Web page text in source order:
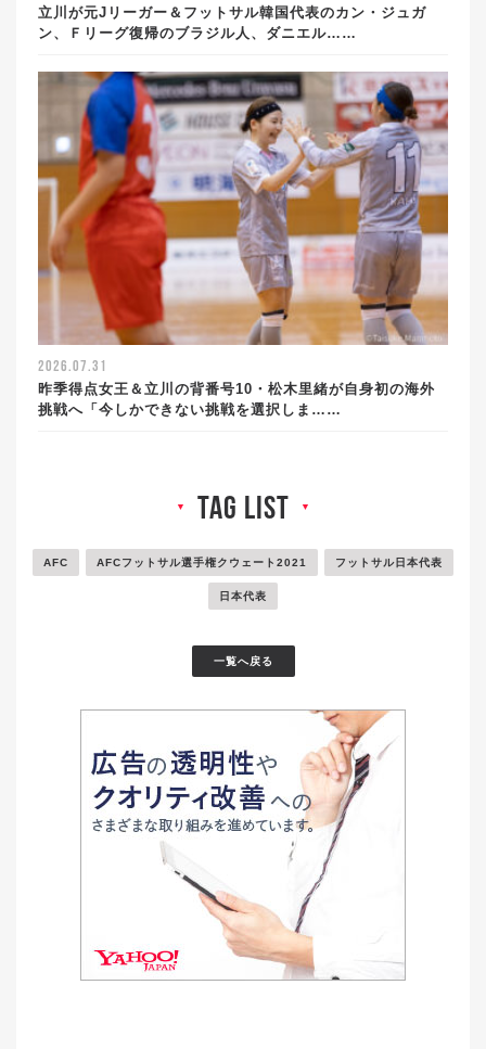
立川が元Jリーガー＆フットサル韓国代表のカン・ジュガ
ン、Ｆリーグ復帰のブラジル人、ダニエル……
2026.07.31
昨季得点女王＆立川の背番号10・松木里緒が自身初の海外
挑戦へ「今しかできない挑戦を選択しま……
▼ tag list ▼
AFC AFCフットサル選手権クウェート2021 フットサル日本代表
日本代表
一覧へ戻る